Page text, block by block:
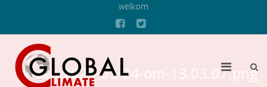
welkom
photo-2023-03-24-om-13.03.07.png